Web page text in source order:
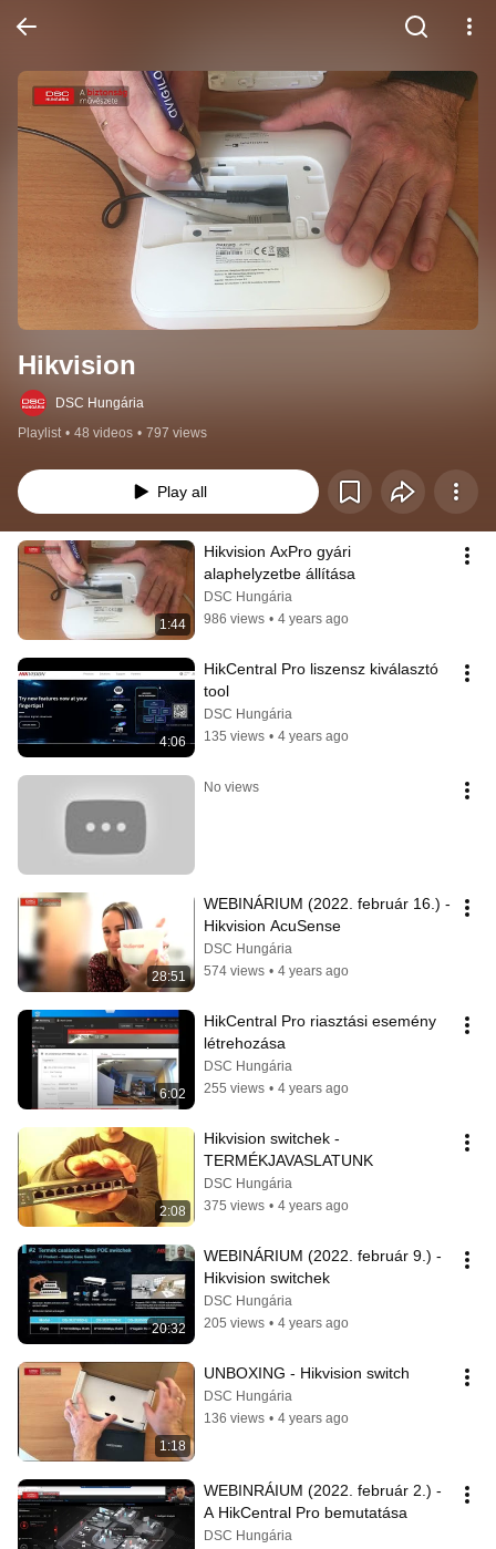
Hikvision
DSC Hungária
Playlist • 48 videos • 797 views
Play all
1:44
Hikvision AxPro gyári
alaphelyzetbe állítása
DSC Hungária
986 views • 4 years ago
4:06
HikCentral Pro liszensz kiválasztó
tool
DSC Hungária
135 views • 4 years ago
No views
28:51
WEBINÁRIUM (2022. február 16.) -
Hikvision AcuSense
DSC Hungária
574 views • 4 years ago
6:02
HikCentral Pro riasztási esemény
létrehozása
DSC Hungária
255 views • 4 years ago
2:08
Hikvision switchek -
TERMÉKJAVASLATUNK
DSC Hungária
375 views • 4 years ago
20:32
WEBINÁRIUM (2022. február 9.) -
Hikvision switchek
DSC Hungária
205 views • 4 years ago
1:18
UNBOXING - Hikvision switch
DSC Hungária
136 views • 4 years ago
WEBINRÁIUM (2022. február 2.) -
A HikCentral Pro bemutatása
DSC Hungária